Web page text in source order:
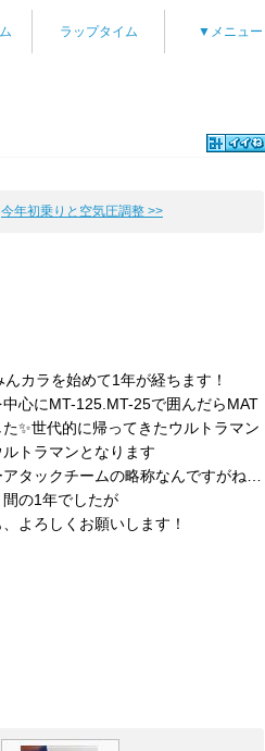
ラップタイム ▼メニュー
今年初乗りと空気圧調整 >>
カラを始めて1年が経ちます！
中心にMT-125.MT-25で囲んだらMAT
✨世代的に帰ってきたウルトラマン
トラマンとなります
タックチームの略称なんですがね…
の1年でしたが
よろしくお願いします！